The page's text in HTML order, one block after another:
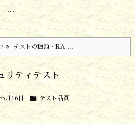
...
テストの種類・RA ...
リティテスト
5月16日  テスト品質